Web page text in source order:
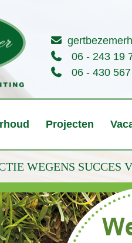
06 - 243 19
06 - 430
Projecten
WEGENS SUCCES